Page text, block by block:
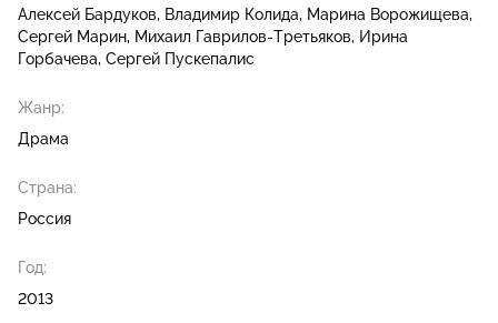
Алексей Бардуков
Владимир Колида
Марина Ворожищева
Сергей Марин Михаил Гаврилов-Третьяков
Ирина
Горбачева Сергей Пускепалис
Жанр:
Драма
Страна:
Россия
Год:
2013